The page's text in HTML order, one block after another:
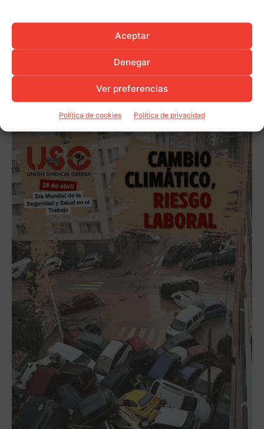
Aceptar
Denegar
Ver preferencias
Política de cookies Política de privacidad